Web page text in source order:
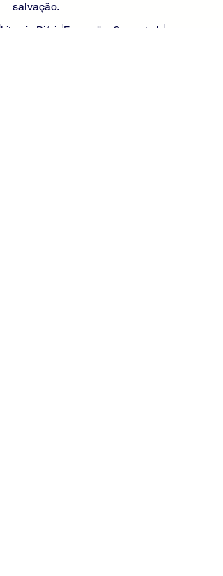
salvação.
Liturgia Diária
Evangelho Comentado